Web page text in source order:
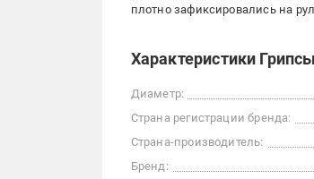
плотно зафиксировались на
Характеристики
Диаметр:
Страна регистрации бренда:
Страна-производитель:
Бренд: